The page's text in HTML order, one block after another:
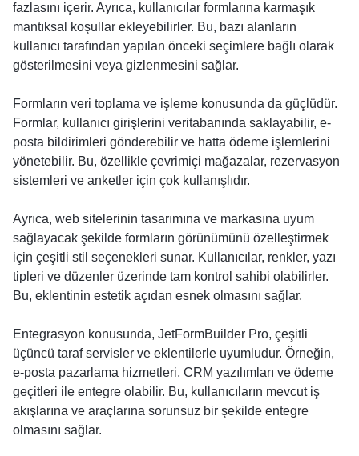
fazlasını içerir. Ayrıca, kullanıcılar formlarına karmaşık
mantıksal koşullar ekleyebilirler. Bu, bazı alanların
kullanıcı tarafından yapılan önceki seçimlere bağlı olarak
gösterilmesini veya gizlenmesini sağlar.
Formların veri toplama ve işleme konusunda da güçlüdür.
Formlar, kullanıcı girişlerini veritabanında saklayabilir, e-
posta bildirimleri gönderebilir ve hatta ödeme işlemlerini
yönetebilir. Bu, özellikle çevrimiçi mağazalar, rezervasyon
sistemleri ve anketler için çok kullanışlıdır.
Ayrıca, web sitelerinin tasarımına ve markasına uyum
sağlayacak şekilde formların görünümünü özelleştirmek
için çeşitli stil seçenekleri sunar. Kullanıcılar, renkler, yazı
tipleri ve düzenler üzerinde tam kontrol sahibi olabilirler.
Bu, eklentinin estetik açıdan esnek olmasını sağlar.
Entegrasyon konusunda, JetFormBuilder Pro, çeşitli
üçüncü taraf servisler ve eklentilerle uyumludur. Örneğin,
e-posta pazarlama hizmetleri, CRM yazılımları ve ödeme
geçitleri ile entegre olabilir. Bu, kullanıcıların mevcut iş
akışlarına ve araçlarına sorunsuz bir şekilde entegre
olmasını sağlar.